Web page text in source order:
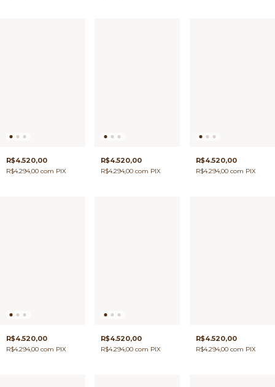
R$4.520,00
R$4.294,00 com PIX
R$4.520,00
R$4.294,00com PIX
R$4.520,00
R$4.294,00 com PIX
R$4.520,00
R$4.294,00 com PIX
R$4.520,00
R$4.294,00com PIX
R$4.520,00
R$4.294,00 com PIX